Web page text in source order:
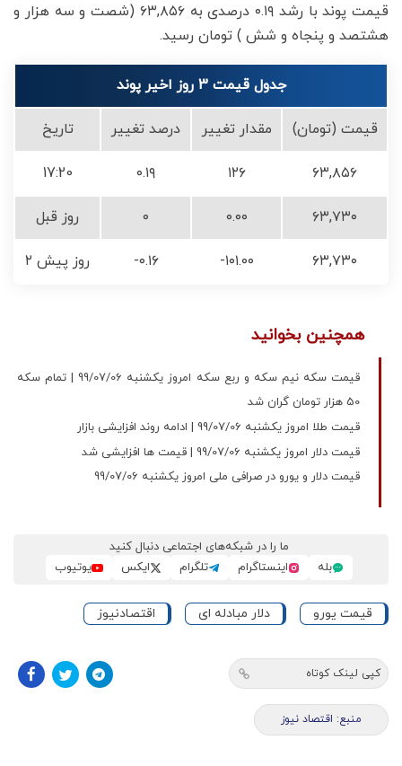
قیمت پوند با رشد ۰.۱۹ درصدی به ۶۳,۸۵۶ (شصت و سه هزار و
هشتصد و پنجاه و شش ) تومان رسید.
جدول قیمت 3 روز اخیر پوند
قیمت (تومان) مقدار تغییر درصد تغییر تاریخ
۶۳,۸۵۶ ۱۲۶ ۰.۱۹ 17:20
۶۳,۷۳۰ ۰.۰۰ ۰ روز قبل
۶۳,۷۳۰ -۱۰۱.۰۰ -۰.۱۶ ۲ روز پیش
همچنین بخوانید
قیمت سکه نیم سکه و ربع سکه امروز یکشنبه 99/07/06 | تمام سکه
50 هزار تومان گران شد
قیمت طلا امروز یکشنبه 99/07/06 | ادامه روند افزایشی بازار
قیمت دلار امروز یکشنبه 99/07/06 | قیمت ها افزایشی شد
قیمت دلار و یورو در صرافی ملی امروز یکشنبه 99/07/06
ما را در شبکه‌های اجتماعی دنبال کنید
بله
اینستاگرام تلگرام ایکس یوتیوب
قیمت یورو دلار مبادله ای اقتصادنیوز
کپی لینک کوتاه
منبع: اقتصاد نیوز